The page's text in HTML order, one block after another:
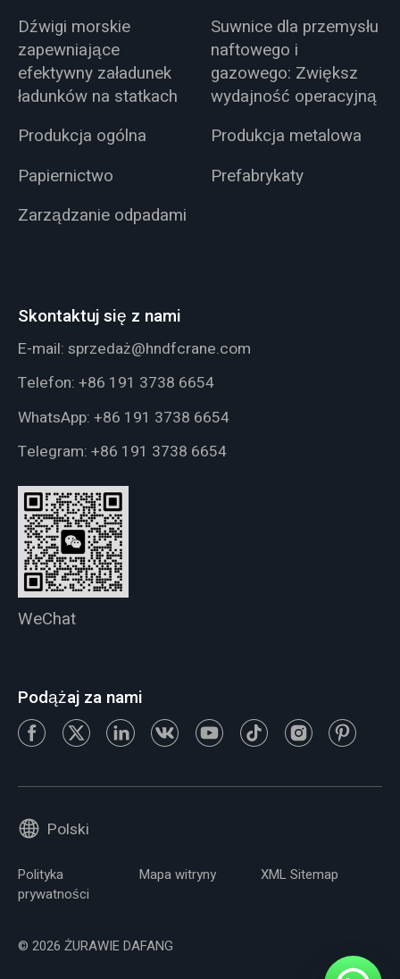
Dźwigi morskie
zapewniające
efektywny załadunek
ładunków na statkach
Suwnice dla przemysłu
naftowego i
gazowego: Zwiększ
wydajność operacyjną
Produkcja ogólna
Produkcja metalowa
Papiernictwo
Prefabrykaty
Zarządzanie odpadami
Skontaktuj się z nami
E-mail: sprzedaż@hndfcrane.com
Telefon: +86 191 3738 6654
WhatsApp: +86 191 3738 6654
Telegram: +86 191 3738 6654
WeChat
Podążaj za nami
Polski
Polityka
prywatności
Mapa witryny XML Sitemap
© 2026 ŻURAWIE DAFANG